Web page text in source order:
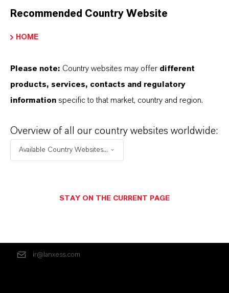
YouTube
Kontakt
Investor Relations
uns erhalten? Dann registrieren Sie sich für
ir@lanxess.com
Recommended Country Website
HOME
Please note: Country websites may offer different
products, services, contacts and regulatory
information specific to that market, country and region.
Overview of all our country websites worldwide:
Available Country Websites...
STAY ON THE CURRENT PAGE